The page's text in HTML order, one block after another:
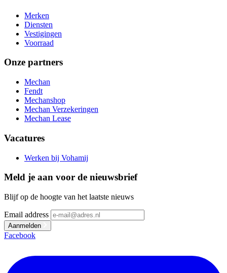
Merken
Diensten
Vestigingen
Voorraad
Onze partners
Mechan
Fendt
Mechanshop
Mechan Verzekeringen
Mechan Lease
Vacatures
Werken bij Vohamij
Meld je aan voor de nieuwsbrief
Blijf op de hoogte van het laatste nieuws
Email address
Aanmelden
Facebook